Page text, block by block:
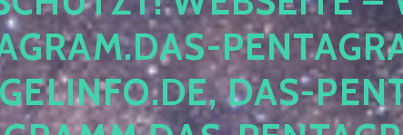
DAS-